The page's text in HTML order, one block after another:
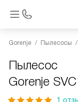
Gorenje Пылесосы
Пылесос
Gorenje
1